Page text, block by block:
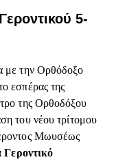
5-
με την Ορθόδοξο
εσπέρας της
της Ορθοδόξου
του νέου τρίτομου
Μωυσέως